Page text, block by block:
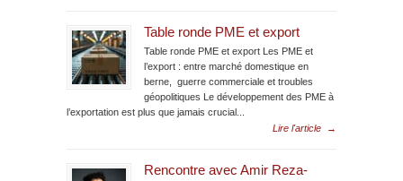
Table ronde PME et export
Table ronde PME et export Les PME et
l’export : entre marché domestique en
berne, guerre commerciale et troubles
géopolitiques Le développement des PME à
l’exportation est plus que jamais crucial...
Lire l'article
→
Rencontre avec Amir Reza-